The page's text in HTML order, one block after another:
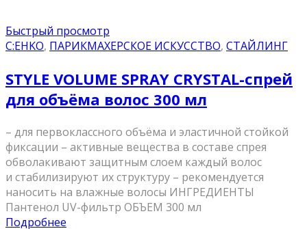
Быстрый просмотр
C:EHKO, ПАРИКМАХЕРСКОЕ ИСКУССТВО, СТАЙЛИНГ
STYLE VOLUME SPRAY CRYSTAL-спрей
для объёма волос 300 мл
– для первоклассного объёма и эластичной стойкой
фиксации – активные вещества в составе спрея
обволакивают защитным слоем каждый волос
и стабилизируют их структуру – рекомендуется
наносить на влажные волосы ИНГРЕДИЕНТЫ
Пантенол UV-фильтр ОБЪЕМ 300 мл
Подробнее